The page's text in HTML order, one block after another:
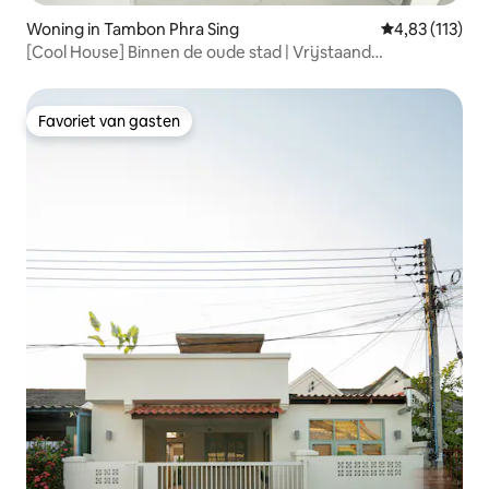
Woning in Tambon Phra Sing Gemiddelde
4,83 (113)
[Cool House] Binnen de oude stad | Vrijstaand
Favoriet van gasten
Favoriet van gasten